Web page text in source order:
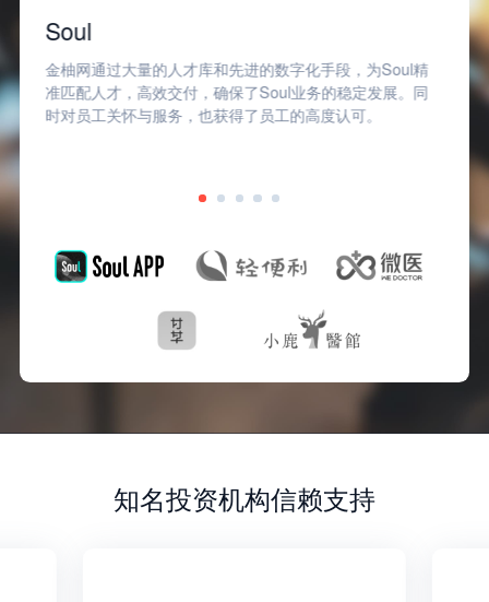
Soul
金柚网通过大量的人才库和先进的数字化手段，为Soul精
准匹配人才，高效交付，确保了Soul业务的稳定发展。同
时对员工关怀与服务，也获得了员工的高度认可。
知名投资机构信赖支持